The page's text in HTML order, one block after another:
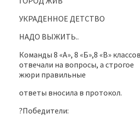
УКРАДЕННОЕ ДЕТСТВО
НАДО ВЫЖИТЬ..
Команды 8 «А», 8 «Б»,8 «В» классов
отвечали на вопросы, а строгое
жюри правильные
ответы вносила в протокол.
?Победители: